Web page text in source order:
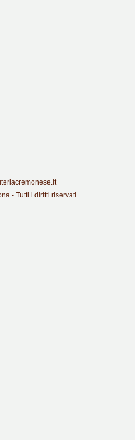
- Tutti i diritti riservati